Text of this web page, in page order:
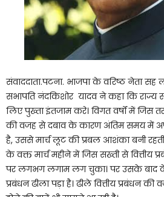
संवाददाता.पटना. भाजपा के वरिष्ठ नेता
सभापति नंदकिशोर यादव ने कहा कि राज्य
लिए पुख्ता इंतजाम करे। विगत वर्षों में जिस
की वजह से दबाव के कारण अंतिम समय में
है, उससे मार्च लूट की प्रबल आशंका बनी रहती
के वक्त मार्च महीने में जिस सख्ती से वित्तीय
पर लगभग लगाम लग चुका। पर उसके बाद के
प्रबंधन ढीला पड़ा है। ढीले वित्तीय प्रबंधन